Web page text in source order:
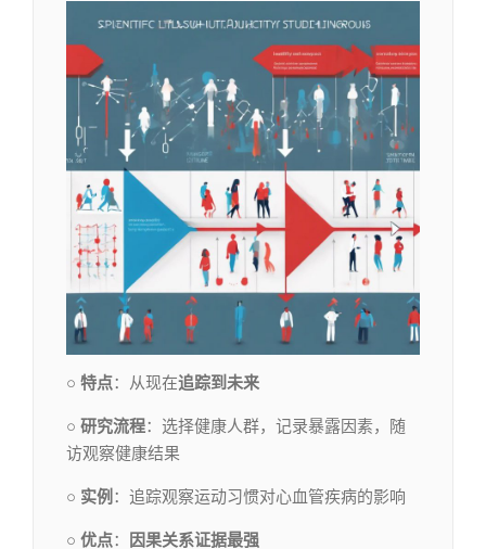
○ 特点：从现在追踪到未来
○ 研究流程：选择健康人群，记录暴露因素，随
访观察健康结果
○ 实例 ：追踪观察运动习惯对心血管疾病的影响
○ 优点： 因果关系证据最强